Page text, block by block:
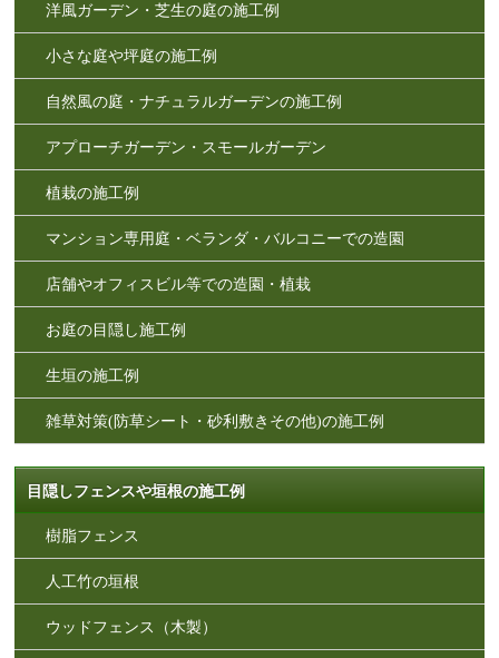
洋風ガーデン・芝生の庭の施工例
小さな庭や坪庭の施工例
自然風の庭・ナチュラルガーデンの施工例
アプローチガーデン・スモールガーデン
植栽の施工例
マンション専用庭・ベランダ・バルコニーでの造園
店舗やオフィスビル等での造園・植栽
お庭の目隠し施工例
生垣の施工例
雑草対策(防草シート・砂利敷きその他)の施工例
目隠しフェンスや垣根の施工例
樹脂フェンス
人工竹の垣根
ウッドフェンス（木製）